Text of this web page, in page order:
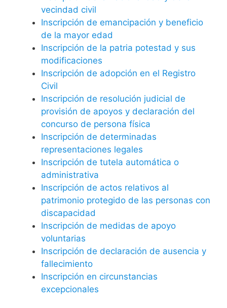
vecindad civil
Inscripción de emancipación y beneficio
de la mayor edad
Inscripción de la patria potestad y sus
modificaciones
Inscripción de adopción en el Registro
Civil
Inscripción de resolución judicial de
provisión de apoyos y declaración del
concurso de persona física
Inscripción de determinadas
representaciones legales
Inscripción de tutela automática o
administrativa
Inscripción de actos relativos al
patrimonio protegido de las personas con
discapacidad
Inscripción de medidas de apoyo
voluntarias
Inscripción de declaración de ausencia y
fallecimiento
Inscripción en circunstancias
excepcionales